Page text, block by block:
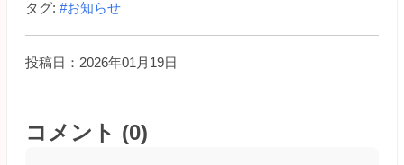
タグ: #お知らせ
投稿日：2026年01月19日
コメント (0)